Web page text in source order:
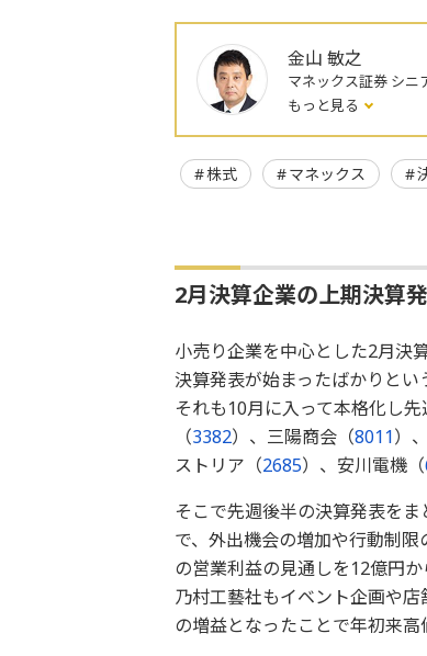
金山 敏之
マネックス証券 シニ
もっと見る
株式 マネックス
2月決算企業の上期決算
小売り企業を中心とした2月決
決算発表が始まったばかりとい
それも10月に入って本格化し
（3382）、三陽商会（8011）
ストリア（2685）、安川電機（
そこで先週後半の決算発表を
で、外出機会の増加や行動制
の営業利益の見通しを12億円
乃村工藝社もイベント企画や
の増益となったことで年初来高